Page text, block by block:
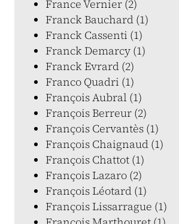
France Vernier (2)
Franck Bauchard (1)
Franck Cassenti (1)
Franck Demarcy (1)
Franck Evrard (2)
Franco Quadri (1)
François Aubral (1)
François Berreur (2)
François Cervantès (1)
François Chaignaud (1)
François Chattot (1)
François Lazaro (2)
François Léotard (1)
François Lissarrague (1)